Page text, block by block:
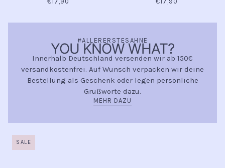
#ALLERERSTESAHNE
YOU KNOW WHAT?
Innerhalb Deutschland versenden wir ab 150€
versandkostenfrei. Auf Wunsch verpacken wir deine
Bestellung als Geschenk oder legen persönliche
Grußworte dazu.
MEHR DAZU
SALE